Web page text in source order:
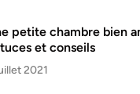
petite chambre bien
et conseils
2021